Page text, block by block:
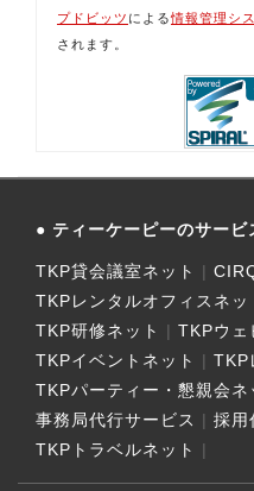
プドビッツ による情報管理シ
されます。
ティーケーピーのサービ
TKP貸会議室ネット
TKPレンタルオフィスネッ
TKP研修ネット
TKPウェ
TKPイベントネット
TKP
TKPパーティー・懇親会ネ
事務局代行サービス
採用
TKPトラベルネット